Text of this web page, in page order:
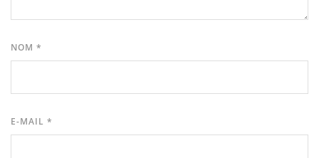
NOM *
E-MAIL *